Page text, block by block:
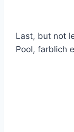
Last, but not
Pool, farblich